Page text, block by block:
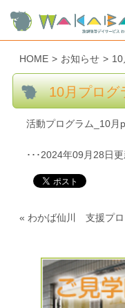
HOME > お知らせ > 10
10月プログ
活動プログラム_10月
･･･2024年09月28日
« わかば仙川 支援プ